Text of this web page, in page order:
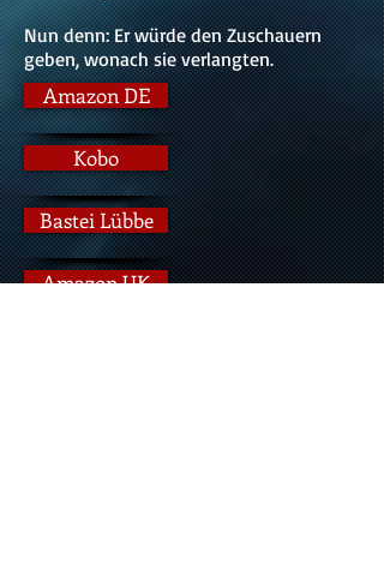
Nun denn: Er würde den Zuschauern
geben, wonach sie verlangten.
Amazon DE
Kobo
Bastei Lübbe
Amazon UK